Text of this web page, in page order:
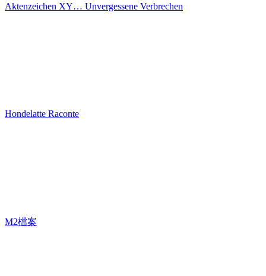
Aktenzeichen XY… Unvergessene Verbrechen
Hondelatte Raconte
M2檔案